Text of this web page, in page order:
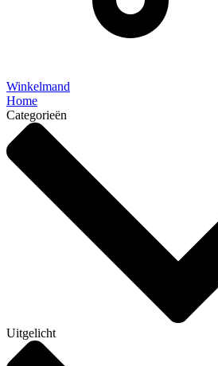
Winkelmand
Home
Categorieën
Uitgelicht